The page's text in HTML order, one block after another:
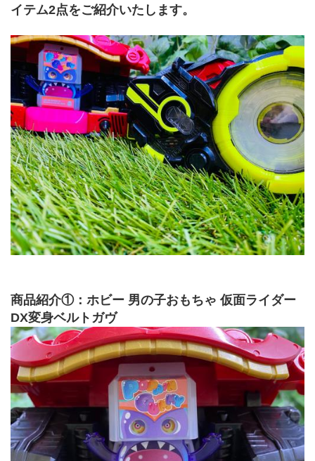
イテム2点をご紹介いたします。
商品紹介①：ホビー 男の子おもちゃ 仮面ライダー
DX変身ベルトガヴ